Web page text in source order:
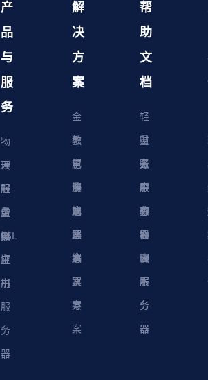
产
品
与
服
务
物
理
服
务
器
云
服
务
器
轻
量
级
应
用
服
务
器
虚
拟
主
机
SSL
证
书
解
决
方
案
金
融
解
决
方
案
教
育
解
决
方
案
电
商
解
决
方
案
游
戏
解
决
方
案
网
站
解
决
方
案
帮
助
文
档
轻
量
云
服
务
器
财
务
中
心
账
户
中
心
服
务
协
议
软
件
脚
本
物
理
服
务
器
云
服
务
器